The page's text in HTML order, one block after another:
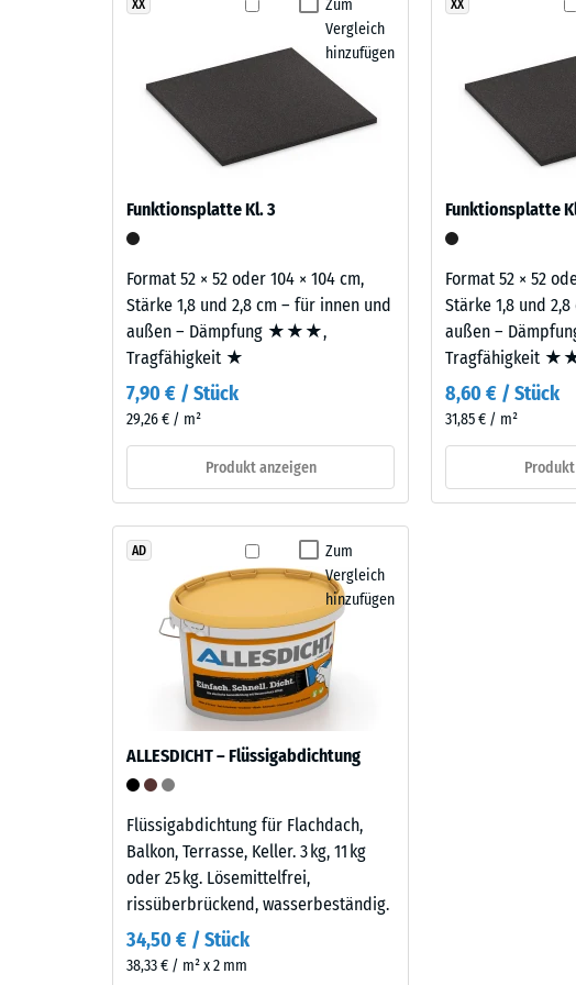
Der Belag ist zweilagig aufgebaut: Die Nutzschicht aus neu
EPDM-Gummigranulat sichert Farbbeständigkeit und
Gummigranulat übernimmt Tragfähigkeit und Stoßdämpfung.
Grauer
sowie
Anthrazit
und
erzeugt
ein
lebendiges,
natürlich
wirkendes
Farbbild
wie
Stein.
Bestandteile
Produkt
ist
zweilagig
aufgebaut.
Die
ca.
mm
starke
Rutschfestigkeit
Abriebfestigkeit -
Rutschhemmung
Wärmedämmung -
Frostbeständig
Druckfestigkeit
Skalenwert
ca.
mm
Zum
Vergleich
hinzufügen
XX
Funktionsplatte Kl. 3
Format 52 × 52 oder 104 × 104 cm,
Stärke 1,8 und 2,8 cm – für innen und
außen – Dämpfung ★★★,
Tragfähigkeit ★
7,90 € / Stück
29,26 € / m²
Produkt anzeigen
XX
Funktionsplatte
Format 52 × 52
Stärke 1,8 und
außen –
Tragfähigkeit
8,60 € / Stück
31,85 € / m²
Zum
Vergleich
hinzufügen
AD
ALLESDICHT – Flüssigabdichtung
Flüssigabdichtung für Flachdach,
Balkon, Terrasse, Keller. 3 kg, 11 kg
oder 25 kg. Lösemittelfrei,
rissüberbrückend, wasserbeständig.
34,50 € / Stück
38,33 € / m² x 2 mm